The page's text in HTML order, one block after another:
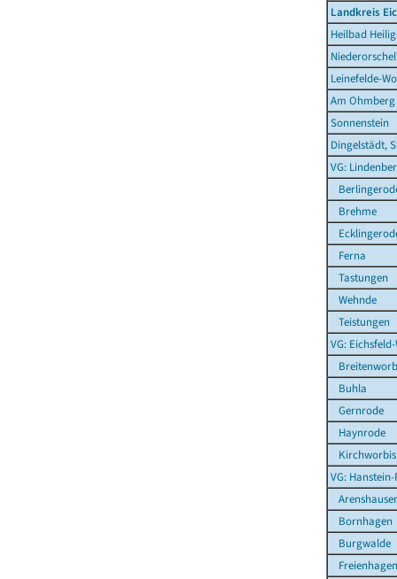
Landkreis
Heilbad
Niederorschel
Leinefelde-
Am Ohmberg
Sonnenstein
Dingelstädt,
VG:
Brehme
Ferna
Tastungen
Wehnde
Teistungen
VG:
Buhla
Gernrode
Haynrode
Kirchworbis
VG:
Bornhagen
Burgwalde
Freienhagen